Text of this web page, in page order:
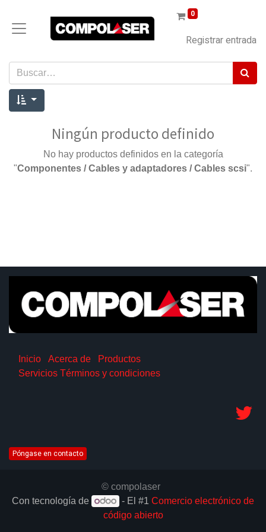
0
Registrar entrada
Ningún producto definido
No hay productos definidos en la categoría
"Componentes / Cables y adaptadores / Cables scsi".
Inicio Acerca de
Productos
Servicios Términos y condiciones
Póngase en contacto
© compolaser
Con tecnología de
- El #1 Comercio electrónico de
código abierto